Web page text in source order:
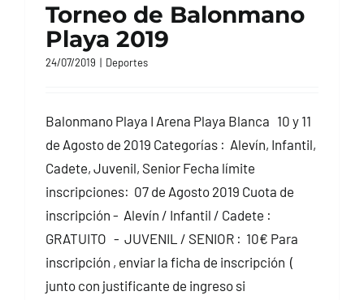
Torneo de Balonmano
Playa 2019
24/07/2019 | Deportes
Balonmano Playa I Arena Playa Blanca 10 y 11
de Agosto de 2019 Categorías : Alevín, Infantil,
Cadete, Juvenil, Senior Fecha límite
inscripciones: 07 de Agosto 2019 Cuota de
inscripción - Alevín / Infantil / Cadete :
GRATUITO - JUVENIL / SENIOR : 10€ Para
inscripción , enviar la ficha de inscripción (
junto con justificante de ingreso si